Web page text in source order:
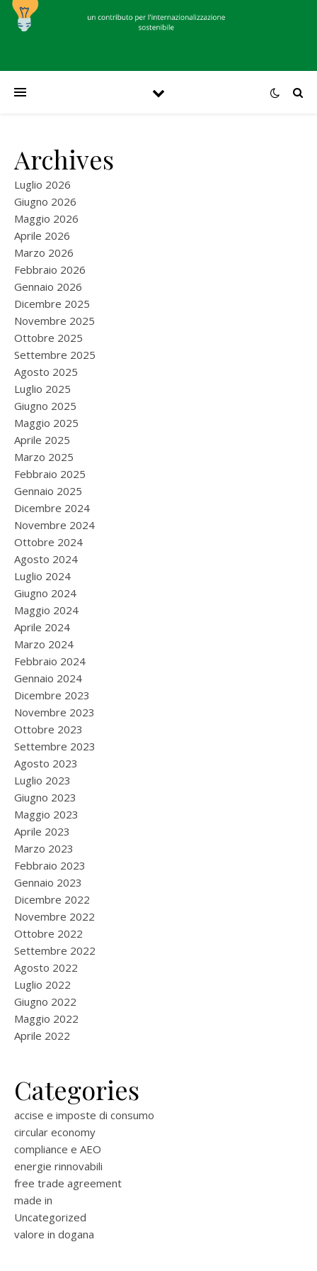
Archives
Luglio 2026
Giugno 2026
Maggio 2026
Aprile 2026
Marzo 2026
Febbraio 2026
Gennaio 2026
Dicembre 2025
Novembre 2025
Ottobre 2025
Settembre 2025
Agosto 2025
Luglio 2025
Giugno 2025
Maggio 2025
Aprile 2025
Marzo 2025
Febbraio 2025
Gennaio 2025
Dicembre 2024
Novembre 2024
Ottobre 2024
Agosto 2024
Luglio 2024
Giugno 2024
Maggio 2024
Aprile 2024
Marzo 2024
Febbraio 2024
Gennaio 2024
Dicembre 2023
Novembre 2023
Ottobre 2023
Settembre 2023
Agosto 2023
Luglio 2023
Giugno 2023
Maggio 2023
Aprile 2023
Marzo 2023
Febbraio 2023
Gennaio 2023
Dicembre 2022
Novembre 2022
Ottobre 2022
Settembre 2022
Agosto 2022
Luglio 2022
Giugno 2022
Maggio 2022
Aprile 2022
Categories
accise e imposte di consumo
circular economy
compliance e AEO
energie rinnovabili
free trade agreement
made in
Uncategorized
valore in dogana